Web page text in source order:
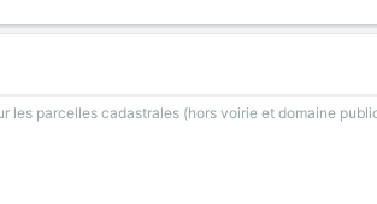
les parcelles cadastrales (hors voirie et domaine